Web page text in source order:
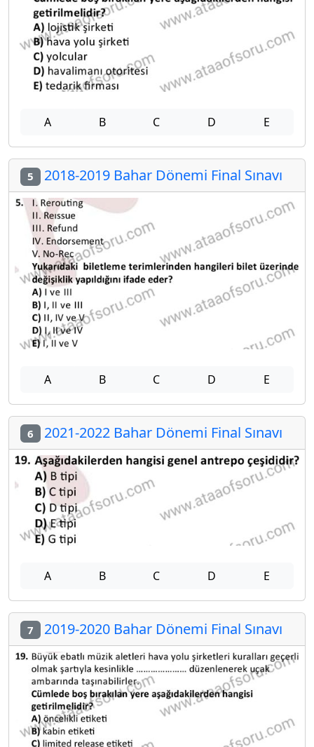
A B C D E
5 2018-2019 Bahar Dönemi Final Sınavı
A B C D E
6 2021-2022 Bahar Dönemi Final Sınavı
A B C D E
7 2019-2020 Bahar Dönemi Final Sınavı